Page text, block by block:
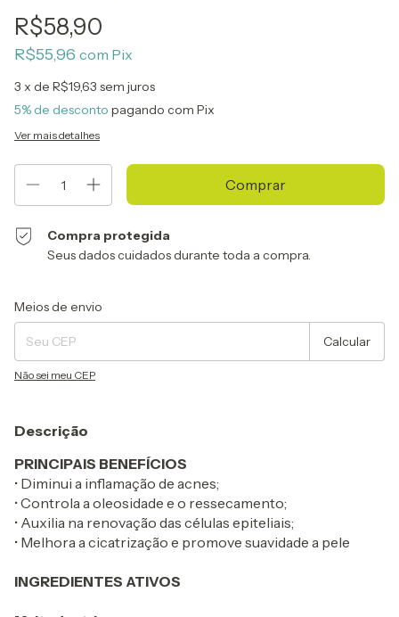
R$58,90
R$55,96 com Pix
3 x de R$19,63 sem juros
5% de desconto pagando com Pix
Ver mais detalhes
Compra protegida
Seus dados cuidados durante toda a compra.
Entregas para o CEP:
Meios de envio
Calcular
Não sei meu CEP
Descrição
PRINCIPAIS BENEFÍCIOS
• Diminui a inflamação de acnes;
• Controla a oleosidade e o ressecamento;
• Auxilia na renovação das células epiteliais;
• Melhora a cicatrização e promove suavidade a pele
INGREDIENTES ATIVOS